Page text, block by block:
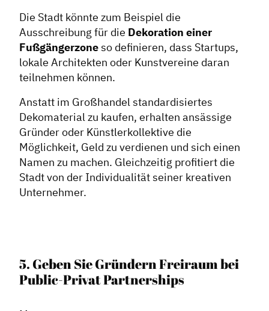
Die Stadt könnte zum Beispiel die
Ausschreibung für die Dekoration einer
Fußgängerzoneso definieren, dass Startups,
lokale Architekten oder Kunstvereine daran
teilnehmen können.
Anstatt im Großhandel standardisiertes
Dekomaterial zu kaufen, erhalten ansässige
Gründer oder Künstlerkollektive die
Möglichkeit, Geld zu verdienen und sich einen
Namen zu machen. Gleichzeitig profitiert die
Stadt von der Individualität seiner kreativen
Unternehmer.
5. Geben Sie Gründern Freiraum bei
Public-Privat Partnerships